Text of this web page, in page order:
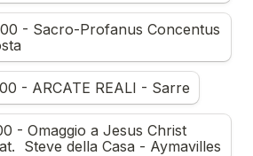
- Sacro-Profanus Concentus
- ARCATE REALI - Sarre
- Omaggio a Jesus Christ
Steve della Casa - Aymavilles